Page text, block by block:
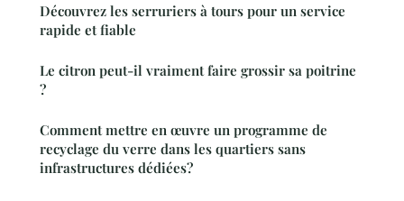
Découvrez les serruriers à tours pour un service
rapide et fiable
Le citron peut-il vraiment faire grossir sa poitrine
?
Comment mettre en œuvre un programme de
recyclage du verre dans les quartiers sans
infrastructures dédiées?